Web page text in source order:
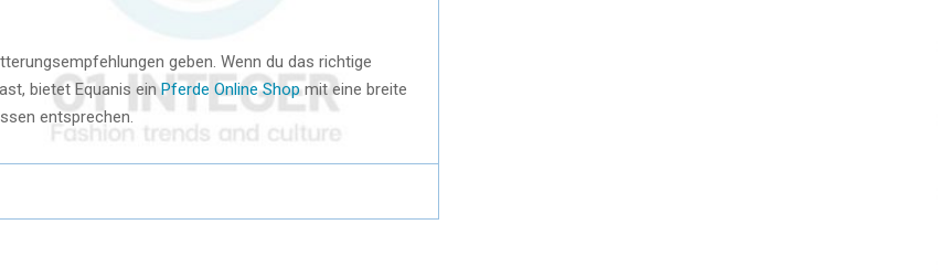
geben. Wenn du das richtige
bietet Equanis einPferde Online Shopmit eine breite
entsprechen.